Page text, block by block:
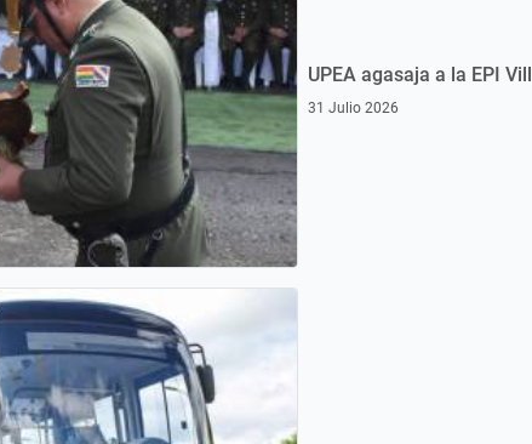
UPEA agasaja a la EPI
31 Julio 2026